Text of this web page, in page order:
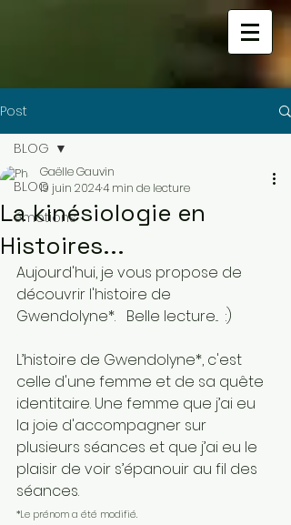
Post
BLOG
émotions
BLOG
La kinésiologie en
Histoires...
Gaëlle Gauvin
19 juin 20244 min de lecture
Aujourd'hui, je vous propose de
découvrir l'histoire de
Gwendolyne*.   Belle lecture...  :)
L’histoire de Gwendolyne*, c'est
celle d'une femme et de sa quête
identitaire. Une femme que j’ai eu
la joie d'accompagner sur
plusieurs séances et que j’ai eu le
plaisir de voir s’épanouir au fil des
séances.
*Le prénom a été modifié.